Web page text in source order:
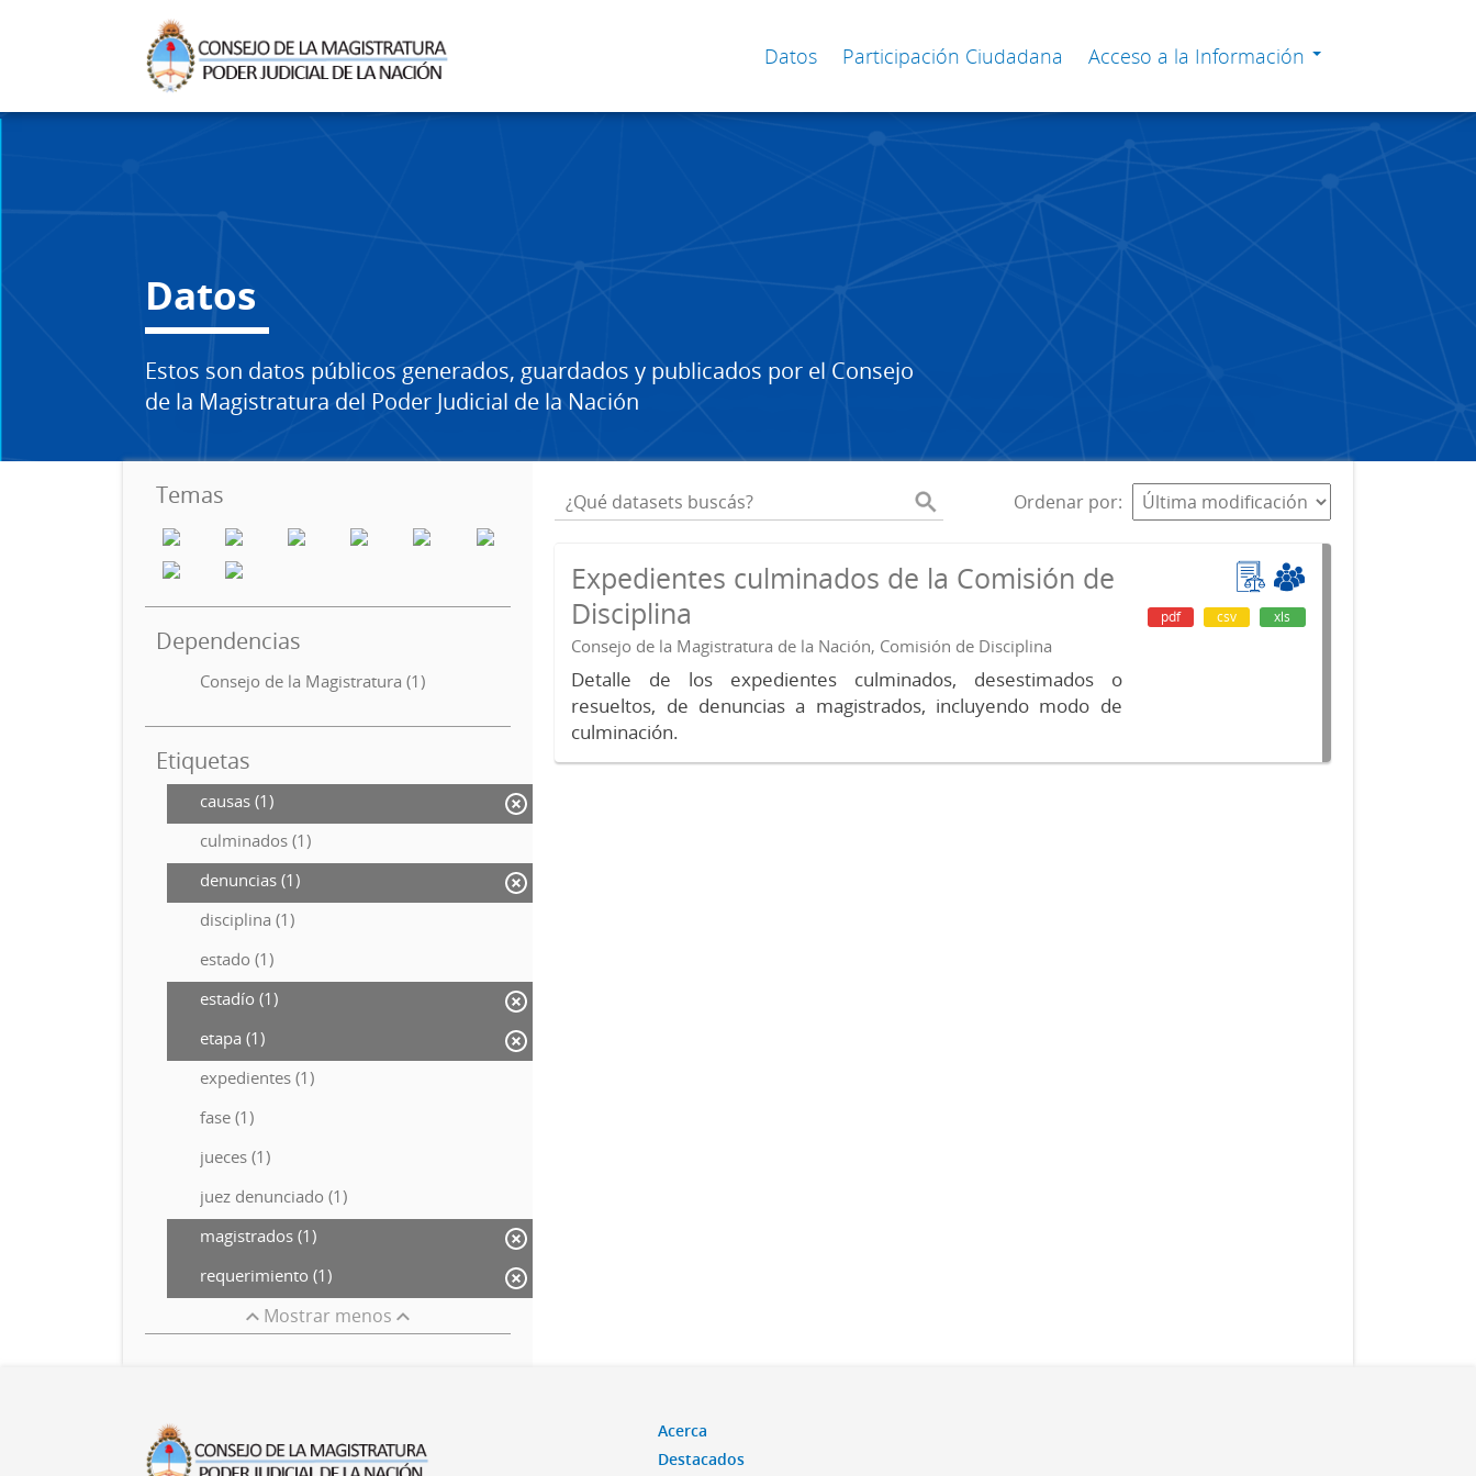
Datos Participación Ciudadana Acceso a la Información
Datos
Estos son datos públicos generados, guardados y publicados por el Consejo
de la Magistratura del Poder Judicial de la Nación
Temas
Dependencias
Consejo de la Magistratura (1)
Etiquetas
causas (1)
culminados (1)
denuncias (1)
disciplina (1)
estado (1)
estadío (1)
etapa (1)
expedientes (1)
fase (1)
jueces (1)
juez denunciado (1)
magistrados (1)
requerimiento (1)
Mostrar menos
Ordenar por
Expedientes culminados de la Comisión de
Disciplina
Consejo de la Magistratura de la Nación, Comisión de Disciplina
Detalle de los expedientes culminados, desestimados o
resueltos, de denuncias a magistrados, incluyendo modo de
culminación.
pdf csv xls
Acerca
Destacados